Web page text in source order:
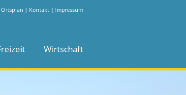
Ortsplan | Kontakt | Impressum
Wirtschaft